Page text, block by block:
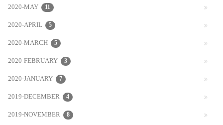
2020-MAY 11
2020-APRIL 5
2020-MARCH 5
2020-FEBRUARY 3
2020-JANUARY 7
2019-DECEMBER 4
2019-NOVEMBER 8